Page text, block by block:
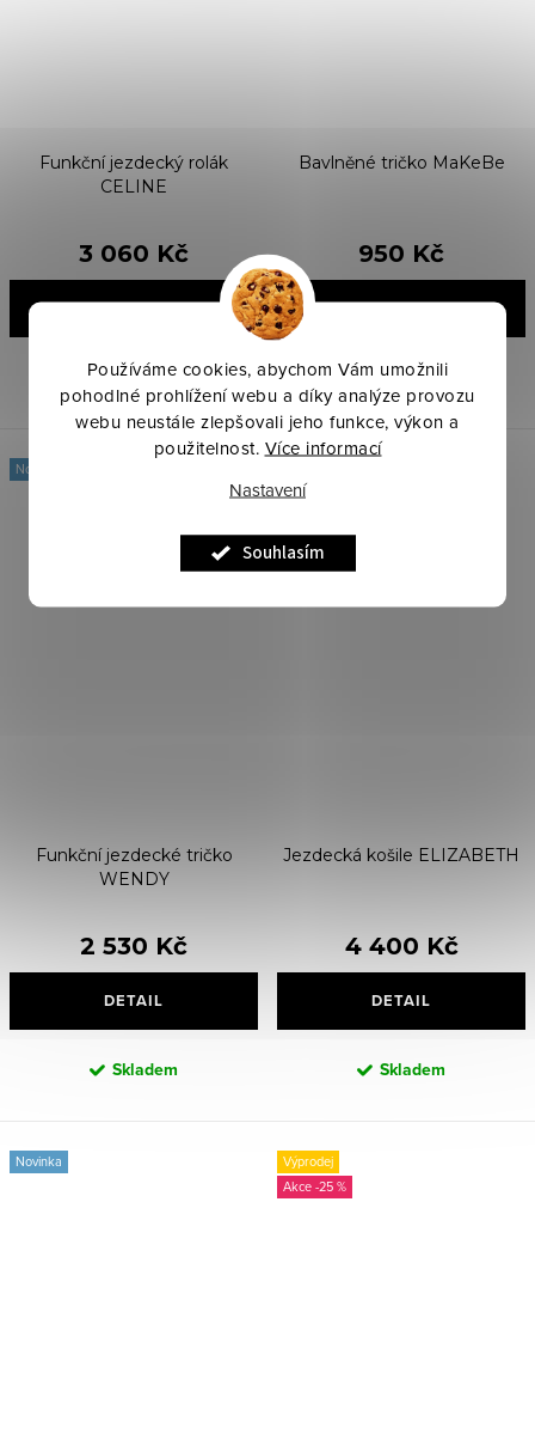
Používáme cookies, abychom Vám umožnili
pohodlné prohlížení webu a díky analýze provozu
webu neustále zlepšovali jeho funkce, výkon a
použitelnost. Více informací
Nastavení
Souhlasím
Funkční jezdecký rolák
CELINE
3 060 Kč
DETAIL
Skladem
Bavlněné tričko MaKeBe
950 Kč
DETAIL
Skladem
Novinka
Funkční jezdecké tričko
WENDY
2 530 Kč
DETAIL
Skladem
Jezdecká košile ELIZABETH
4 400 Kč
DETAIL
Skladem
Novinka
Výprodej
-25 %